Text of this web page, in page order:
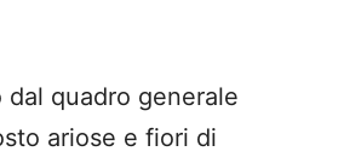
quadro generale
ariose e fiori di